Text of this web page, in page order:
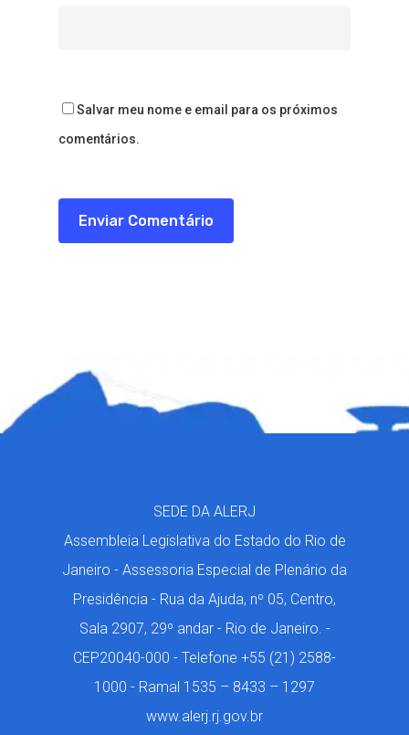
Salvar meu nome e email para os próximos
comentários.
SEDE DA ALERJ
Assembleia Legislativa do Estado do Rio de
Janeiro - Assessoria Especial de Plenário da
Presidência - Rua da Ajuda, nº 05, Centro,
Sala 2907, 29º andar - Rio de Janeiro. -
CEP20040-000 - Telefone +55 (21) 2588-
1000 - Ramal 1535 – 8433 – 1297
www.alerj.rj.gov.br